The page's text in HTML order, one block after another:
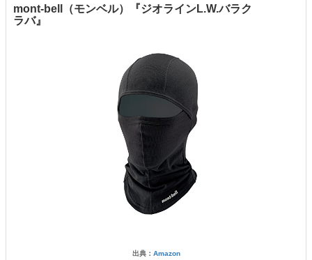
mont-bell（モンベル）『ジオラインL.W.バラク
ラバ』
出典： Amazon